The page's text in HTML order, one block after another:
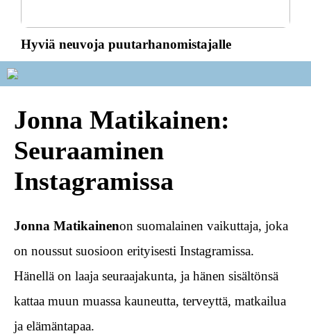
Hyviä neuvoja puutarhanomistajalle
Jonna Matikainen:
Seuraaminen
Instagramissa
Jonna Matikainenon suomalainen vaikuttaja, joka
on noussut suosioon erityisesti Instagramissa.
Hänellä on laaja seuraajakunta, ja hänen sisältönsä
kattaa muun muassa kauneutta, terveyttä, matkailua
ja elämäntapaa.